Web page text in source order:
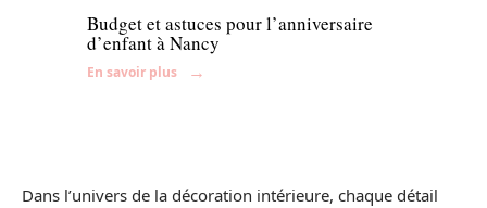
Budget et astuces pour l’anniversaire
d’enfant à Nancy
En savoir plus
Dans l’univers de la décoration intérieure, chaque détail